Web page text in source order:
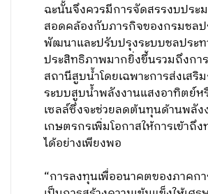
ฉะนั้นจึงควรมีการจัดสรรงบประ
สอดคล้องกับภารกิจของกรมชลป
พัฒนาและปรับปรุงระบบชลประท
ประสิทธิภาพมากยิ่งขึ้นรวมถึงกา
สถานีสูบน้ำโดยเฉพาะการส่งเสริ
ระบบสูบน้ำพลังงานแสงอาทิตย์ห
เซลล์ซึ่งจะช่วยลดต้นทุนด้านพลัง
เกษตรกรเพิ่มโอกาสให้การเข้าถึ
ได้อย่างเพียงพอ
“การลงทุนเพื่ออนาคตของภาคก